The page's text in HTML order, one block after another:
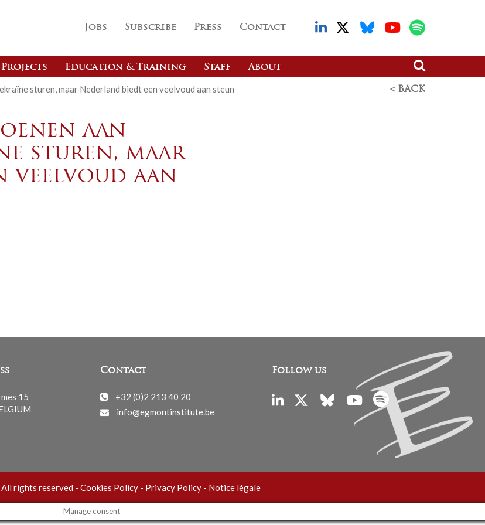
Jobs Subscribe Press Contact
Projects Education & Training Staff About
sturen, maar Nederland biedt een veelvoud aan steun < BACK
aan
sturen, maar
veelvoud aan
15
Contact
+32 (0)2 213 40 20
info@egmontinstitute.be
Follow us
rights reserved - Cookies Policy- Privacy Policy- Notice légale
Manage consent